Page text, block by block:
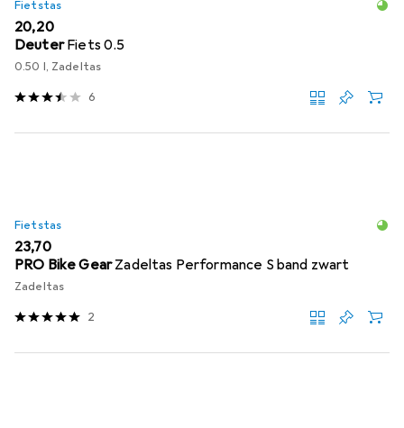
Fietstas
EUR
20,20
Deuter Fiets 0.5
0.50 l, Zadeltas
6
Fietstas
EUR
23,70
PRO Bike GearZadeltas Performance S band zwart
Zadeltas
2